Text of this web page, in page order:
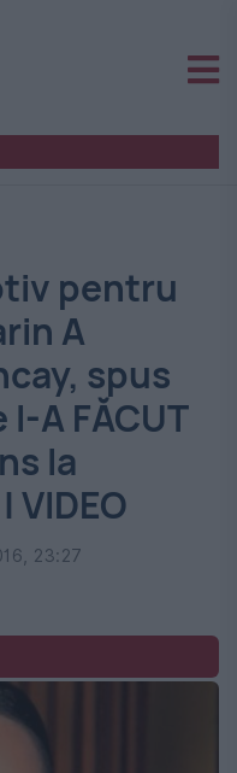
pentru
A
spus
I-A FĂCUT
la
23:27